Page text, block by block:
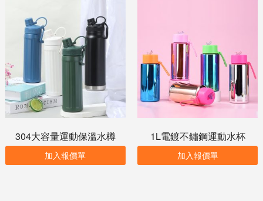
304大容量運動保溫水樽
加入報價單
1L電鍍不鏽鋼運動水杯
加入報價單